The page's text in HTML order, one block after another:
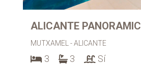
ALICANTE PANORAMIC
MUTXAMEL - ALICANTE
 3  3  Sí